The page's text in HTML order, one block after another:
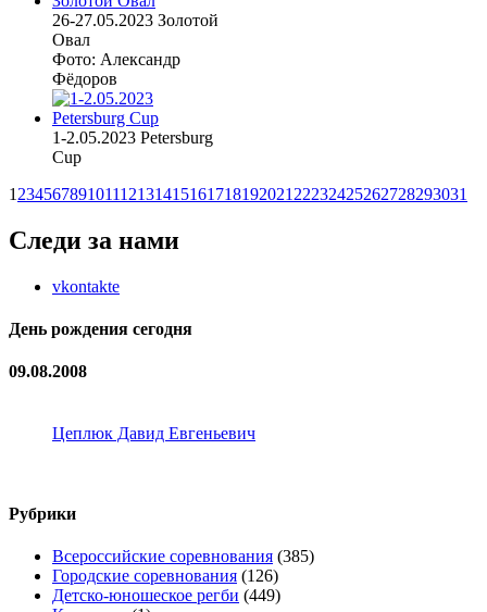
26-27.05.2023 Золотой
Овал
Фото: Александр
Фёдоров
1-2.05.2023 Petersburg
Cup
1 23456789101112131415161718192021 22232425262728293031
Следи за нами
vkontakte
День рождения сегодня
09.08.2008
Цеплюк Давид Евгеньевич
Рубрики
Всероссийские соревнования (385)
Городские соревнования (126)
Детско-юношеское регби (449)